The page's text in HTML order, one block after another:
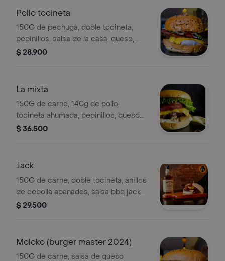
Pollo tocineta
150G de pechuga, doble tocineta,
pepinillos, salsa de la casa, queso,
vegetales y pan brioche.
$ 28.900
La mixta
150G de carne, 140g de pollo,
tocineta ahumada, pepinillos, queso
cheddar, salsa de la casa, vegetales y
$ 36.500
Jack
150G de carne, doble tocineta, anillos
de cebolla apanados, salsa bbq jack
daniels honey, queso y pan brioche.
$ 29.500
Moloko (burger master 2024)
150G de carne, salsa de queso